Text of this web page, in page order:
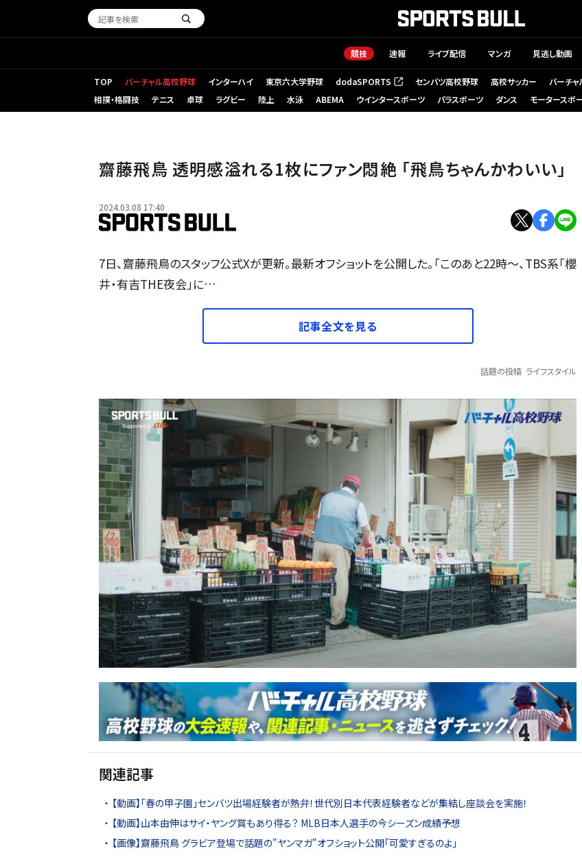
競技 速報 ライブ配信 マンガ 見逃し動画
TOP バーチャル高校野球 インターハイ 東京六大学野球 dodaSPORTS
（新しいタブで開く） センバツ高校野球 高校サッカー バーチ
相撲・格闘技
テニス 卓球 ラグビー 陸上 水泳 ABEMA ウインタースポーツ パラスポーツ ダンス モータースポ
齋藤飛鳥 透明感溢れる1枚にファン悶絶 「飛鳥ちゃんかわいい」
2024.03.08 17:40
7日、齋藤飛鳥のスタッフ公式Xが更新。最新オフショットを公開した。「このあと22時〜、TBS系「櫻
井・有吉THE夜会」に…
記事全文を見る
話題の投稿 ライフスタイル
関連記事
【動画】「春の甲子園」センバツ出場経験者が熱弁！世代別日本代表経験者などが集結し座談会を実施！
【動画】山本由伸はサイ・ヤング賞もあり得る？ MLB日本人選手の今シーズン成績予想
【画像】齋藤飛鳥 グラビア登場で話題の"ヤンマガ"オフショット公開「可愛すぎるのよ」